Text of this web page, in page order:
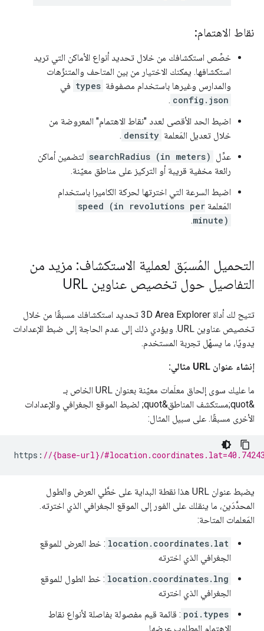
نقاط الاهتمام:
خصِّص استكشافك من خلال تحديد أنواع الأماكن التي تريد
استكشافها. يمكنك الاختيار من بين المتاحف والمتنزّهات
والمدارس وغيرها باستخدام مصفوفة types في
config.json
.
اضبط الحد الأقصى لعدد "نقاط الاهتمام" المعروضة من
خلال تعديل المَعلمة density
.
عدِّل searchRadius (in meters) لتضمين أماكن
رائعة مخفية قريبة أو التركيز على مناطق معيّنة.
اضبط السرعة التي اخترتها لحركة الكاميرا باستخدام
المَعلمة speed (in revolutions per
minute)
.
التحميل المُسبَق لعملية الاستكشاف: مزيد من
التفاصيل حول تخصيص عناوين URL
تتيح لك أداة 3D Area Explorer تحديد استكشافك مسبقًا من خلال
تخصيص عناوين URL. ويؤدي ذلك إلى عدم الحاجة إلى ضبط الإعدادات
يدويًا، ما يسهّل تجربة المستخدم.
إنشاء عنوان URL مثالي:
ما عليك سوى إلحاق معلَمات معيّنة بعنوان URL الخاص بـ
&quot;مستكشف المناطق&quot; لضبط الموقع الجغرافي والإعدادات
الأخرى مسبقًا. على سبيل المثال:
https : //{base-url}/
يضبط عنوان URL هذا نقطة البداية على خطَّي العرض والطول
المحدَّدَين، ما ينقلك على الفور إلى الموقع الجغرافي الذي اخترته.
المَعلمات المتاحة:
location.coordinates.lat : خط العرض للموقع
الجغرافي الذي اخترته
location.coordinates.lng : خط الطول للموقع
الجغرافي الذي اخترته
poi.types : قائمة قيم مفصولة بفاصلة لأنواع نقاط
الاهتمام المطلوب عرضها.